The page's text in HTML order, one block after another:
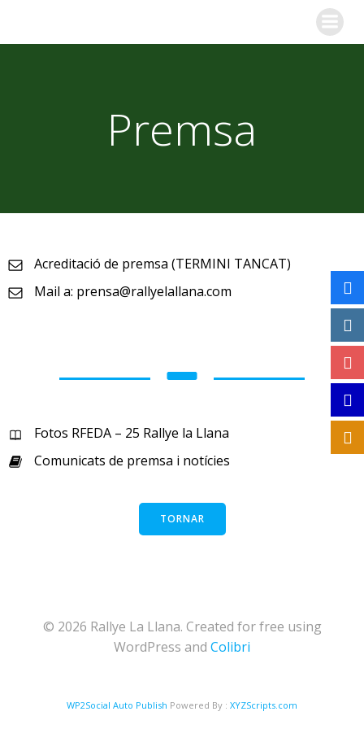
content
Premsa
Acreditació de premsa (TERMINI TANCAT)
Mail a: prensa@rallyelallana.com
Fotos RFEDA – 25 Rallye la Llana
Comunicats de premsa i notícies
TORNAR
© 2026 Rallye La Llana. Created for free using
WordPress and Colibri
WP2Social Auto Publish Powered By : XYZScripts.com